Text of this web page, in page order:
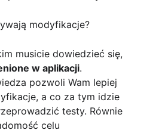
modyfikacje?
musicie dowiedzieć się,
w aplikacji.
pozwoli Wam lepiej
a co za tym idzie
testy. Równie
celu